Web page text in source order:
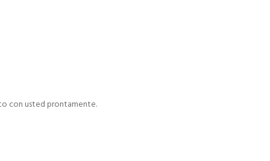
con usted prontamente.